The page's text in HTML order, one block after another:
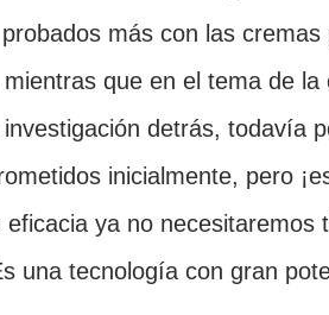
más con las
que en el tema de
detrás, todavía
inicialmente, pero
ya no necesitaremos
una tecnología con gran